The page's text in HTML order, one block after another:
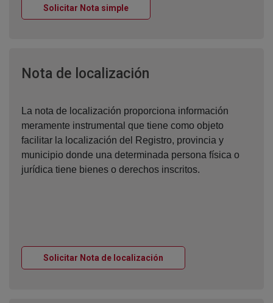
Solicitar Nota simpleVentana nueva
Nota de localización
La nota de localización proporciona información
meramente instrumental que tiene como objeto
facilitar la localización del Registro, provincia y
municipio donde una determinada persona física o
jurídica tiene bienes o derechos inscritos.
Solicitar Nota de localización